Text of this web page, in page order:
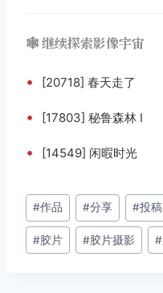
🕸️ 继续探索影像宇宙
• [20718] 春天走了
• [17803] 秘鲁森林 I
• [14549] 闲暇时光
文
章
标
#作品 #分享 #投稿
#胶片 #胶片摄影 #